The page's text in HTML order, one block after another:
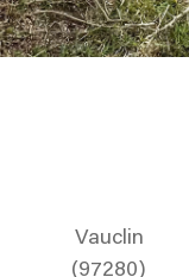
Vauclin
(97280)